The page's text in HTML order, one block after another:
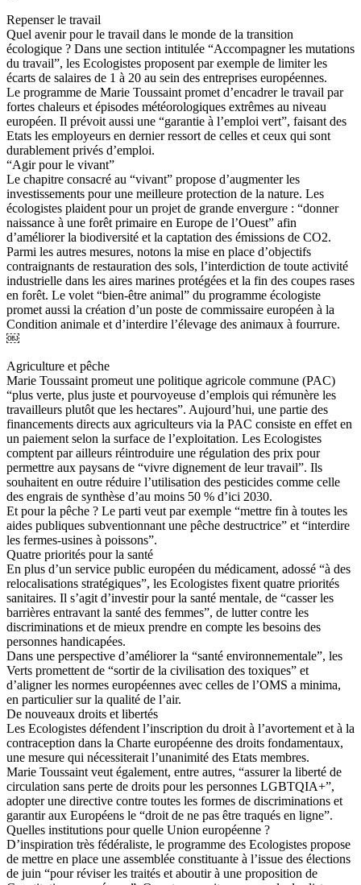
Repenser le travail
Quel avenir pour le travail dans le monde de la transition
écologique ? Dans une section intitulée “Accompagner les mutations
du travail”, les Ecologistes proposent par exemple de limiter les
écarts de salaires de 1 à 20 au sein des entreprises européennes.
Le programme de Marie Toussaint promet d’encadrer le travail par
fortes chaleurs et épisodes météorologiques extrêmes au niveau
européen. Il prévoit aussi une “garantie à l’emploi vert”, faisant des
Etats les employeurs en dernier ressort de celles et ceux qui sont
durablement privés d’emploi.
“Agir pour le vivant”
Le chapitre consacré au “vivant” propose d’augmenter les
investissements pour une meilleure protection de la nature. Les
écologistes plaident pour un projet de grande envergure : “donner
naissance à une forêt primaire en Europe de l’Ouest” afin
d’améliorer la biodiversité et la captation des émissions de CO2.
Parmi les autres mesures, notons la mise en place d’objectifs
contraignants de restauration des sols, l’interdiction de toute activité
industrielle dans les aires marines protégées et la fin des coupes rases
en forêt. Le volet “bien-être animal” du programme écologiste
promet aussi la création d’un poste de commissaire européen à la
Condition animale et d’interdire l’élevage des animaux à fourrure.
￼
Agriculture et pêche
Marie Toussaint promeut une politique agricole commune (PAC)
“plus verte, plus juste et pourvoyeuse d’emplois qui rémunère les
travailleurs plutôt que les hectares”. Aujourd’hui, une partie des
financements directs aux agriculteurs via la PAC consiste en effet en
un paiement selon la surface de l’exploitation. Les Ecologistes
comptent par ailleurs réintroduire une régulation des prix pour
permettre aux paysans de “vivre dignement de leur travail”. Ils
souhaitent en outre réduire l’utilisation des pesticides comme celle
des engrais de synthèse d’au moins 50 % d’ici 2030.
Et pour la pêche ? Le parti veut par exemple “mettre fin à toutes les
aides publiques subventionnant une pêche destructrice” et “interdire
les fermes-usines à poissons”.
Quatre priorités pour la santé
En plus d’un service public européen du médicament, adossé “à des
relocalisations stratégiques”, les Ecologistes fixent quatre priorités
sanitaires. Il s’agit d’investir pour la santé mentale, de “casser les
barrières entravant la santé des femmes”, de lutter contre les
discriminations et de mieux prendre en compte les besoins des
personnes handicapées.
Dans une perspective d’améliorer la “santé environnementale”, les
Verts promettent de “sortir de la civilisation des toxiques” et
d’aligner les normes européennes avec celles de l’OMS a minima,
en particulier sur la qualité de l’air.
De nouveaux droits et libertés
Les Ecologistes défendent l’inscription du droit à l’avortement et à la
contraception dans la Charte européenne des droits fondamentaux,
une mesure qui nécessiterait l’unanimité des Etats membres.
Marie Toussaint veut également, entre autres, “assurer la liberté de
circulation sans perte de droits pour les personnes LGBTQIA+”,
adopter une directive contre toutes les formes de discriminations et
garantir aux Européens le “droit de ne pas être traqués en ligne”.
Quelles institutions pour quelle Union européenne ?
D’inspiration très fédéraliste, le programme des Ecologistes propose
de mettre en place une assemblée constituante à l’issue des élections
de juin “pour réviser les traités et aboutir à une proposition de